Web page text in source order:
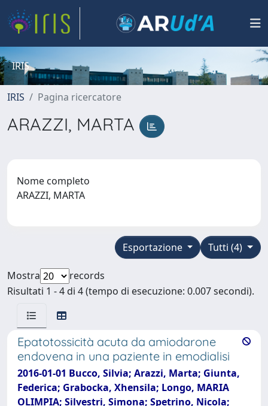
IRIS
IRIS Pagina ricercatore
ARAZZI, MARTA
Nome completo
ARAZZI, MARTA
Tutti (4)
Esportazione
Mostra
records
Risultati 1 - 4 di 4 (tempo di esecuzione: 0.007 secondi).
Epatotossicità acuta da amiodarone
endovena in una paziente in emodialisi
2016-01-01 Bucco, Silvia; Arazzi, Marta; Giunta,
Federica; Grabocka, Xhensila; Longo, MARIA
OLIMPIA; Silvestri, Simona; Spetrino, Nicola;